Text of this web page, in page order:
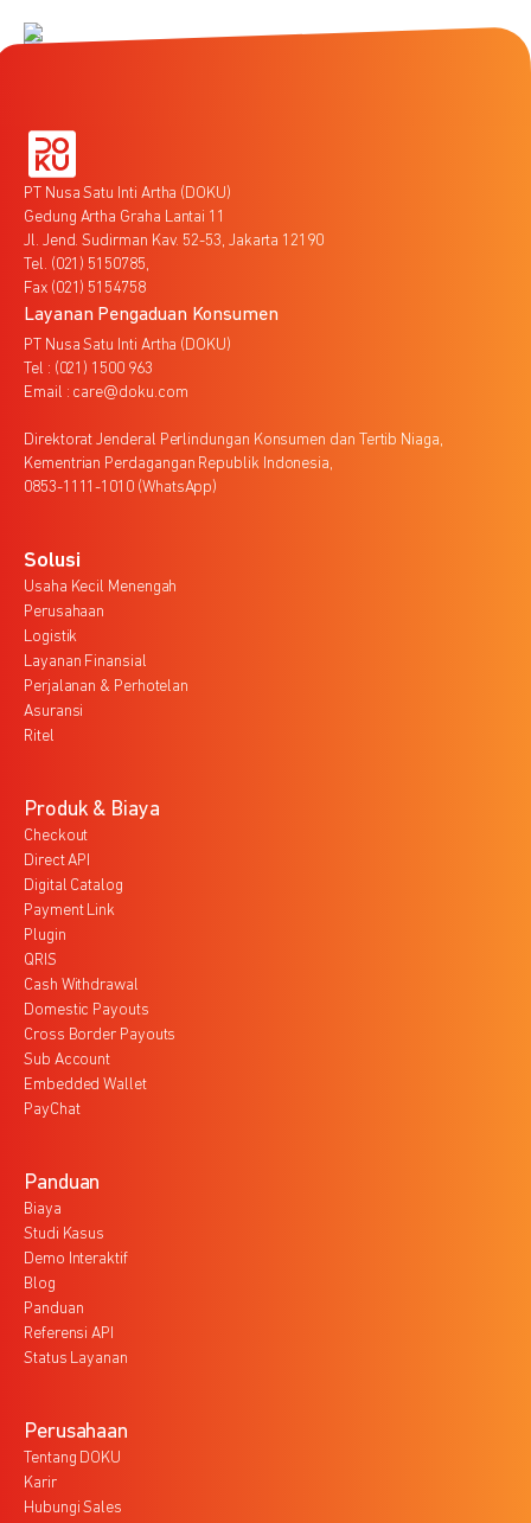
PT Nusa Satu Inti Artha (DOKU)
Gedung Artha Graha Lantai 11
Jl. Jend. Sudirman Kav. 52-53, Jakarta 12190
Tel. (021) 5150785,
Fax (021) 5154758
Layanan Pengaduan Konsumen
PT Nusa Satu Inti Artha (DOKU)
Tel : (021) 1500 963
Email : care@doku.com
Direktorat Jenderal Perlindungan Konsumen dan Tertib Niaga,
Kementrian Perdagangan Republik Indonesia,
0853-1111-1010 (WhatsApp)
Solusi
Usaha Kecil Menengah
Perusahaan
Logistik
Layanan Finansial
Perjalanan & Perhotelan
Asuransi
Ritel
Produk & Biaya
Checkout
Direct API
Digital Catalog
Payment Link
Plugin
QRIS
Cash Withdrawal
Domestic Payouts
Cross Border Payouts
Sub Account
Embedded Wallet
PayChat
Panduan
Biaya
Studi Kasus
Demo Interaktif
Blog
Panduan
Referensi API
Status Layanan
Perusahaan
Tentang DOKU
Karir
Hubungi Sales